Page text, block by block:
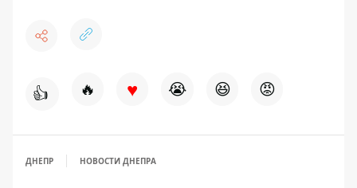
👍 🔥 ♥ 😭 😆 😡
ДНЕПР НОВОСТИ ДНЕПРА